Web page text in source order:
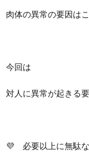
肉体の異常の要因は
今回は
対人に異常が起きる
💜 必要以上に無駄